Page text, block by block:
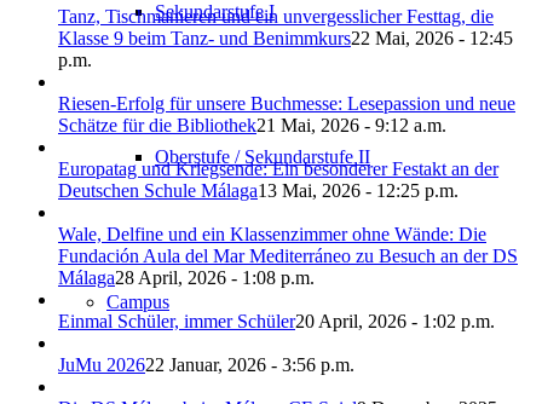
Sekundarstufe I
Oberstufe / Sekundarstufe II
Campus
Tanz, Tischmanieren und ein unvergesslicher Festtag, die
Klasse 9 beim Tanz- und Benimmkurs22 Mai, 2026 - 12:45
p.m.
Riesen-Erfolg für unsere Buchmesse: Lesepassion und neue
Schätze für die Bibliothek21 Mai, 2026 - 9:12 a.m.
Europatag und Kriegsende: Ein besonderer Festakt an der
Deutschen Schule Málaga13 Mai, 2026 - 12:25 p.m.
Wale, Delfine und ein Klassenzimmer ohne Wände: Die
Fundación Aula del Mar Mediterráneo zu Besuch an der DS
Málaga28 April, 2026 - 1:08 p.m.
Einmal Schüler, immer Schüler20 April, 2026 - 1:02 p.m.
JuMu 202622 Januar, 2026 - 3:56 p.m.